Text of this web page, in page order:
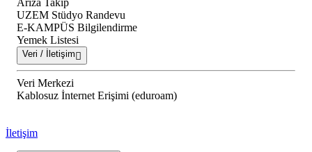
Arıza Takip
UZEM Stüdyo Randevu
E-KAMPÜS Bilgilendirme
Yemek Listesi
Veri / İletişim
Veri Merkezi
Kablosuz İnternet Erişimi (eduroam)
İletişim